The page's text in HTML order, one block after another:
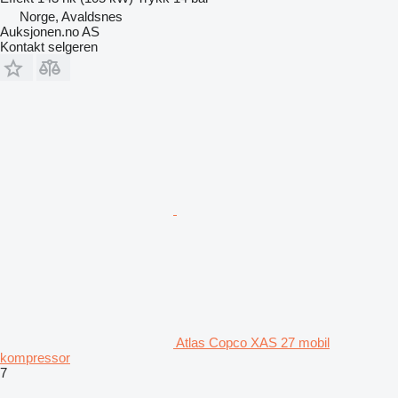
Norge, Avaldsnes
Auksjonen.no AS
Kontakt selgeren
Atlas Copco XAS 27 mobil
kompressor
7